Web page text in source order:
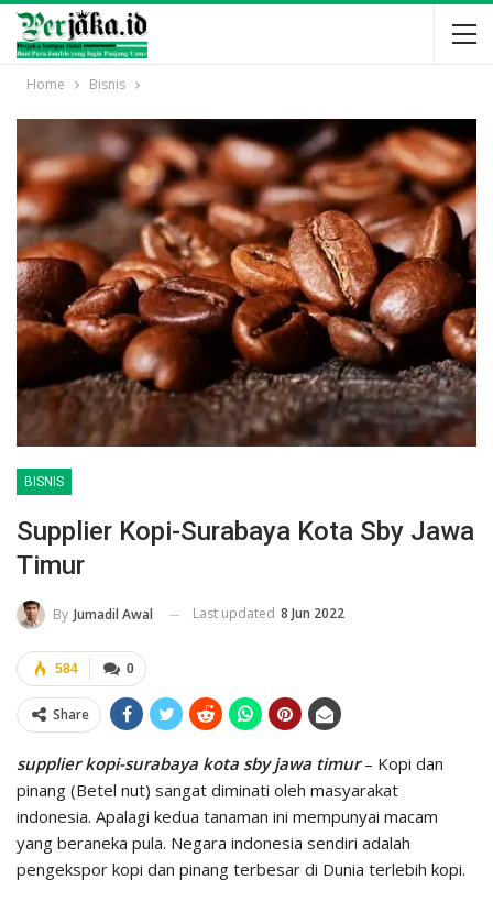
Home Bisnis
BISNIS
Supplier Kopi-Surabaya Kota Sby Jawa
Timur
By Jumadil Awal Last updated 8 Jun 2022
0
584
Share
supplier kopi-surabaya kota sby jawa timur– Kopi dan
pinang (Betel nut) sangat diminati oleh masyarakat
indonesia. Apalagi kedua tanaman ini mempunyai macam
yang beraneka pula. Negara indonesia sendiri adalah
pengekspor kopi dan pinang terbesar di Dunia terlebih kopi.